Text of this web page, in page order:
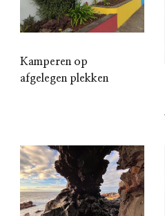
Kamperen op
afgelegen plekken